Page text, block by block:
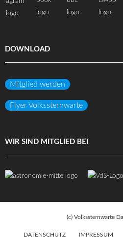
DOWNLOAD
Mitglied werden
Flyer Volkssternwarte
WIR SIND MITGLIED BEI
(c) Volkssternwarte
DATENSCHUTZ IMPRESSUM